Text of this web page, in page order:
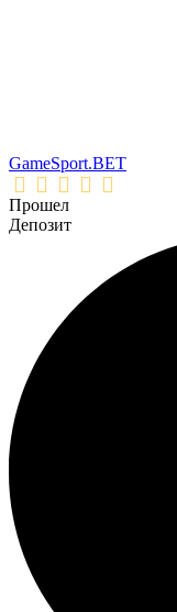
GameSport.BET
Прошел
Депозит